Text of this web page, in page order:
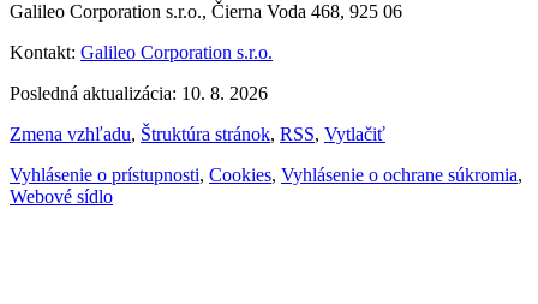
Galileo Corporation s.r.o., Čierna Voda 468, 925 06
Kontakt: Galileo Corporation s.r.o.
Posledná aktualizácia: 10. 8. 2026
Zmena vzhľadu, Štruktúra stránok, RSS, Vytlačiť
Vyhlásenie o prístupnosti, Cookies, Vyhlásenie o ochrane súkromia,
Webové sídlo